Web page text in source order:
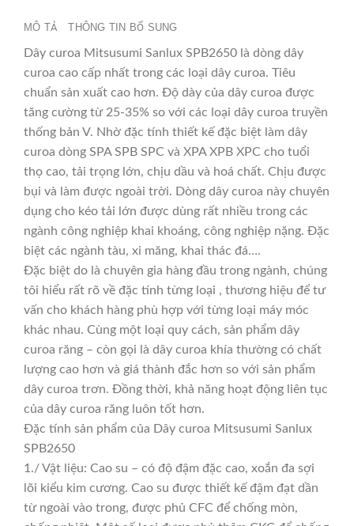
MÔ TẢ THÔNG TIN BỔ SUNG
Dây curoa Mitsusumi Sanlux SPB2650 là dòng dây
curoa cao cấp nhất trong các loại dây curoa. Tiêu
chuẩn sản xuất cao hơn. Độ dày của dây curoa được
tăng cường từ 25-35% so với các loại dây curoa truyền
thống bản V. Nhờ đặc tính thiết kế đặc biệt làm dây
curoa dòng SPA SPB SPC và XPA XPB XPC cho tuổi
thọ cao, tải trọng lớn, chịu dầu và hoá chất. Chịu được
bụi và làm được ngoài trời. Dòng dây curoa này chuyên
dụng cho kéo tải lớn được dùng rất nhiều trong các
ngành công nghiệp khai khoáng, công nghiệp nặng. Đặc
biệt các ngành tàu, xi măng, khai thác đá….
Đặc biệt do là chuyên gia hàng đầu trong ngành, chúng
tôi hiểu rất rõ về đặc tính từng loại , thương hiệu để tư
vấn cho khách hàng phù hợp với từng loại máy móc
khác nhau. Cùng một loại quy cách, sản phẩm dây
curoa răng – còn gọi là dây curoa khía thường có chất
lượng cao hơn và giá thành đắc hơn so với sản phẩm
dây curoa trơn. Đồng thời, khả năng hoạt động liên tục
của dây curoa răng luôn tốt hơn.
Đặc tính sản phẩm của Dây curoa Mitsusumi Sanlux
SPB2650
1./ Vật liệu: Cao su – có độ đậm đặc cao, xoắn đa sợi
lõi kiểu kim cương. Cao su được thiết kế đậm đạt dần
từ ngoài vào trong, được phủ CFC để chống mòn,